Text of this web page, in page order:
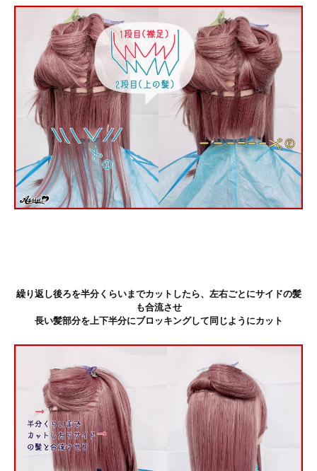
繰り返し後ろを半分くらいまでカットしたら、左右ごとにサイドの髪
も合流させ
長い髪部分を上下半分にブロッキングして同じようにカット